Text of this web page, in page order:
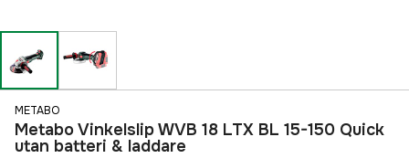
METABO
Metabo Vinkelslip WVB 18 LTX BL 15-150 Quick
utan batteri & laddare